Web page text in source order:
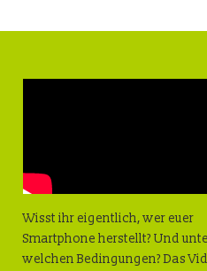
Wisst ihr eigentlich, wer euer
Smartphone herstellt? Und
welchen Bedingungen? Das